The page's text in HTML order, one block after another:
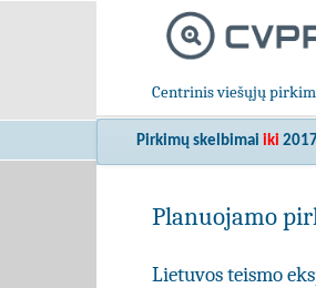
Centrinis viešųjų
Pirkimų skelbimai iki
Planuojamo
Lietuvos teismo